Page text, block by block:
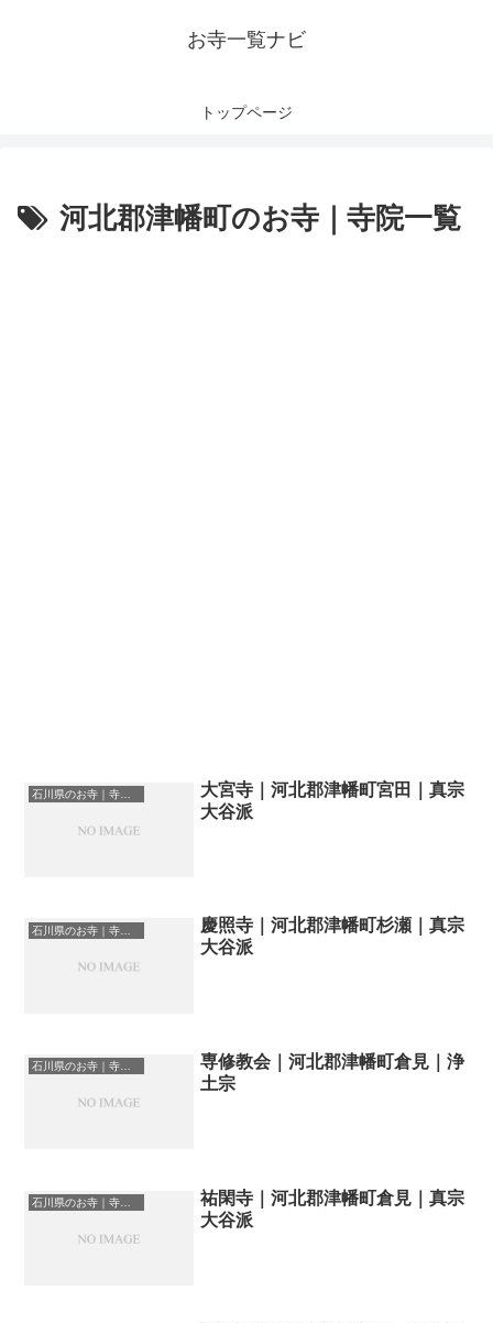
お寺一覧ナビ
トップページ
河北郡津幡町のお寺｜寺院一覧
石川県のお寺｜寺院一覧
大宮寺｜河北郡津幡町宮田｜真宗
大谷派
石川県のお寺｜寺院一覧
慶照寺｜河北郡津幡町杉瀬｜真宗
大谷派
石川県のお寺｜寺院一覧
専修教会｜河北郡津幡町倉見｜浄
土宗
石川県のお寺｜寺院一覧
祐閑寺｜河北郡津幡町倉見｜真宗
大谷派